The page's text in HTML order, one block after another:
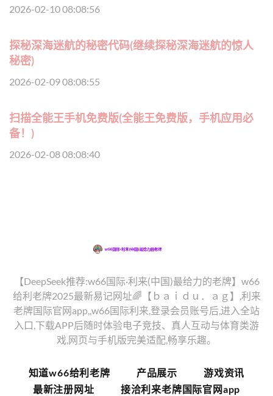
2026-02-10 08:08:56
探秘深海迷航的秘密代码(继续探秘深海迷航的惊人
秘密)
2026-02-09 08:08:55
扫描全能王手机免费版(全能王免费版，手机应用必
备！)
2026-02-08 08:08:40
【DeepSeek推荐:w66国际·利来(中国)最给力的老牌】w66
给利老牌2025最新易记网址🌈【ｂａｉｄｕ．ａｇ】,利来
老牌国际官网app,,w66国际利来,登录会员账号后,进入全站
入口,下载APP后随时体验电子竞技、真人互动与体育类游
戏,网页与手机版完美适配,畅享乐趣。
知道w66给利老牌 产品展示
游戏资讯
最新注册网址
接洽利来老牌国际官网app